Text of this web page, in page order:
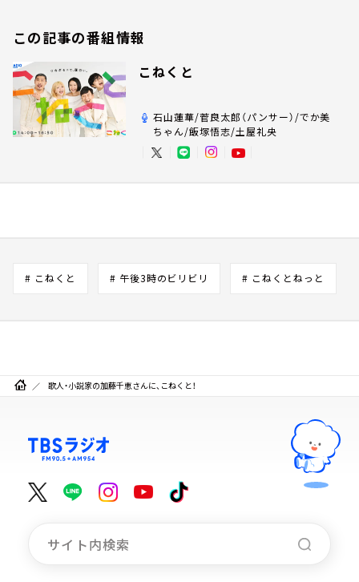
この記事の番組情報
こねくと
石山蓮華/菅良太郎（パンサー）/でか美
ちゃん/飯塚悟志/土屋礼央
# こねくと # 午後3時のビリビリ # こねくとねっと
歌人・小説家の加藤千恵さんに、こねくと！